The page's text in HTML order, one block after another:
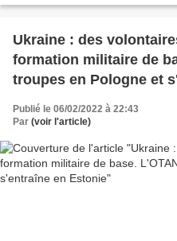
Ukraine : des
formation militaire de
troupes en Pologne et
Publié le 06/02/2022 à 22:43
Par (voir l'article)